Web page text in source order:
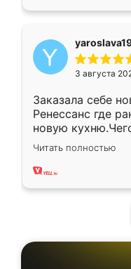
3 августа
Заказала себе
Ренессанс где
новую
вполне
два года,
Читать полностью